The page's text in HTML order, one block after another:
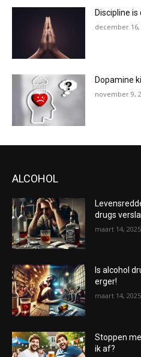
Discipline
december 16,
Dopamine
november 9,
ALCOHOL
drugs
maart 14, 2025
Is alcohol
erger!
maart 14, 2025
Stoppen
ik af?